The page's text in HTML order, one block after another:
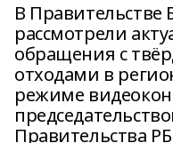
В Правительстве
рассмотрели
обращения с
отходами в
режиме
Правительства